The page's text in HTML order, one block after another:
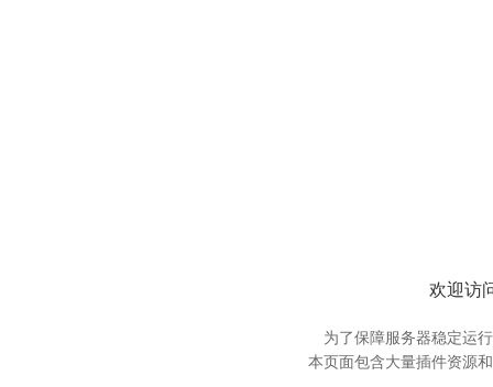
欢迎访
为了保障服务器稳定运
本页面包含大量插件资源